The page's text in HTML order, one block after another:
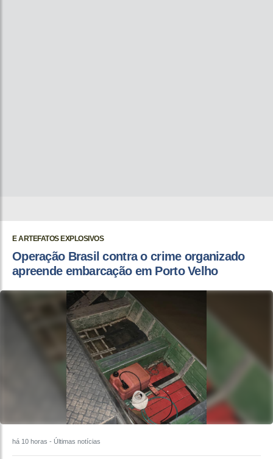
E ARTEFATOS EXPLOSIVOS
Operação Brasil contra o crime organizado
apreende embarcação em Porto Velho
há 10 horas - Últimas notícias